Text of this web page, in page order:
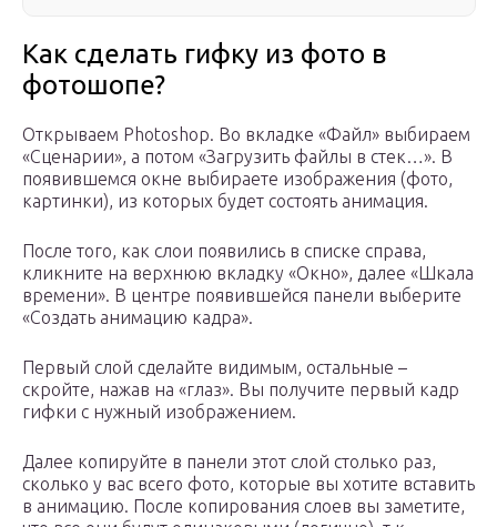
Как сделать гифку из фото в
фотошопе?
Открываем Photoshop. Во вкладке «Файл» выбираем
«Сценарии», а потом «Загрузить файлы в стек…». В
появившемся окне выбираете изображения (фото,
картинки), из которых будет состоять анимация.
После того, как слои появились в списке справа,
кликните на верхнюю вкладку «Окно», далее «Шкала
времени». В центре появившейся панели выберите
«Создать анимацию кадра».
Первый слой сделайте видимым, остальные –
скройте, нажав на «глаз». Вы получите первый кадр
гифки с нужный изображением.
Далее копируйте в панели этот слой столько раз,
сколько у вас всего фото, которые вы хотите вставить
в анимацию. После копирования слоев вы заметите,